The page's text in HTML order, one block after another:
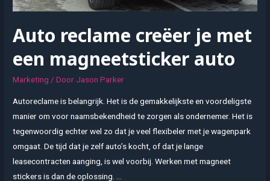
Auto reclame creëer je met
een magneetsticker auto
Marketing / Door Jason Parker
Autoreclame is belangrijk. Het is de gemakkelijkste en voordeligste
manier om voor naamsbekendheid te zorgen als ondernemer. Het is
tegenwoordig echter wel zo dat je veel flexibeler met je wagenpark
omgaat. De tijd dat je zelf auto’s kocht, of dat je lange
leasecontracten aanging, is wel voorbij. Werken met magneet
stickers is dan de oplossing. …